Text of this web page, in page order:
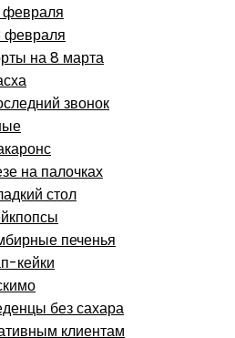
февраля
февраля
на 8 марта
звонок
на палочках
стол
печенья
кейки
без сахара
клиентам